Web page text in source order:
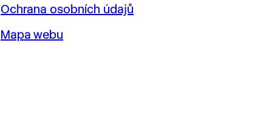
Ochrana osobních údajů
Mapa webu